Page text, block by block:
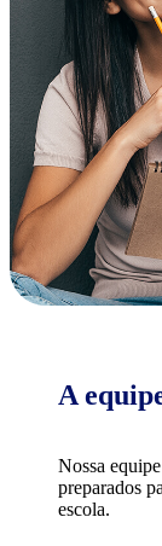
A
Nossa
preparados
escola.